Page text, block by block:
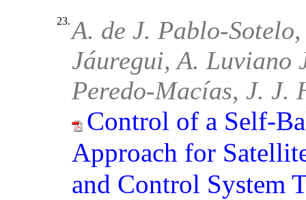
23.A. de J. Pablo-
Jáuregui, A. Luviano
Peredo-Macías, J. J.
Control of a Self-
Approach for
and Control System